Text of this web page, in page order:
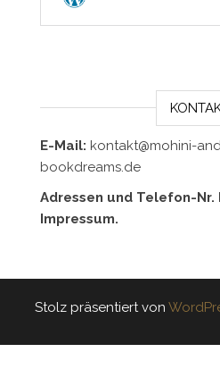
E-Mail: kontakt@mohini-
bookdreams.de
Adressen und Telefon-Nr.
Impressum.
Stolz präsentiert von